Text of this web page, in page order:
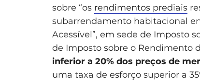
sobre “os rendimentos prediais
subarrendamento habitacional
Acessível”, em sede de Imposto
de Imposto sobre o Rendimento
inferior a 20% dos preços de
uma taxa de esforço superior a